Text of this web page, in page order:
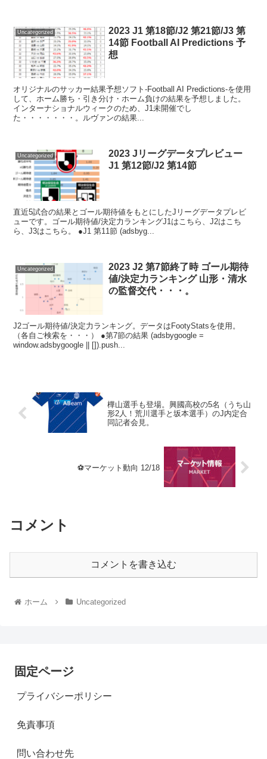
Uncategorized
2023 J1 第18節/J2 第21節/J3 第
14節 Football AI Predictions 予
想
オリジナルのサッカー結果予想ソフト-Football AI Predictions-を使用
して、ホーム勝ち・引き分け・ホーム負けの結果を予想しました。
インターナショナルウィークのため、J1未開催でし
た・・・・・・・。ルヴァンの結果...
Uncategorized
2023 Jリーグデータプレビュー
J1 第12節/J2 第14節
直近5試合の結果とゴール期待値をもとにしたJリーグデータプレビ
ューです。ゴール期待値/決定力ランキングJ1はこちら、J2はこち
ら、J3はこちら。 ●J1 第11節 (adsbyg...
Uncategorized
2023 J2 第7節終了時 ゴール期待
値/決定力ランキング 山形・清水
の監督交代・・・。
J2ゴール期待値/決定力ランキング。データはFootyStatsを使用。
（各自ご検索を・・・） ●第7節の結果 (adsbygoogle =
window.adsbygoogle || []).push...
樺山選手も登場。興國高校の5名（うち山
形2人！荒川選手と坂本選手）のJ内定合
同記者会見。
⚽マーケット動向 12/18
コメント
コメントを書き込む
ホーム Uncategorized
固定ページ
プライバシーポリシー
免責事項
問い合わせ先